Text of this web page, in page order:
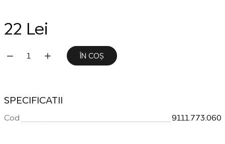
22 Lei
ÎN COȘ
SPECIFICATII
Cod 9111.773.060